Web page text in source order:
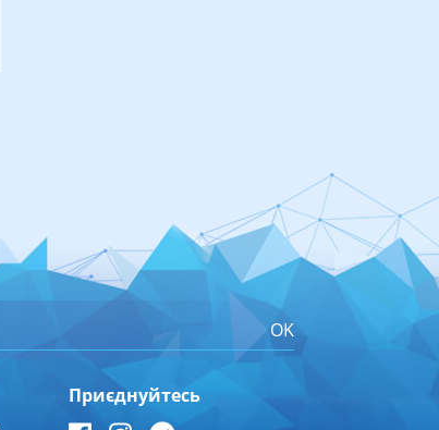
OK
Приєднуйтесь